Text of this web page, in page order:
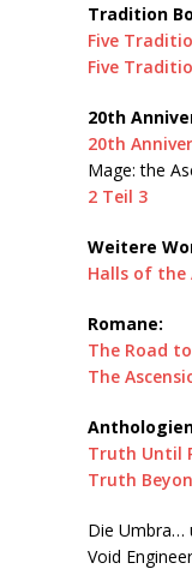
Tradition
Five
Five
20th
20th
Mage: the
2 Teil 3
Weitere
Halls of the
Romane:
The Road
The
Truth Until
Truth
Die Umbra…
Void